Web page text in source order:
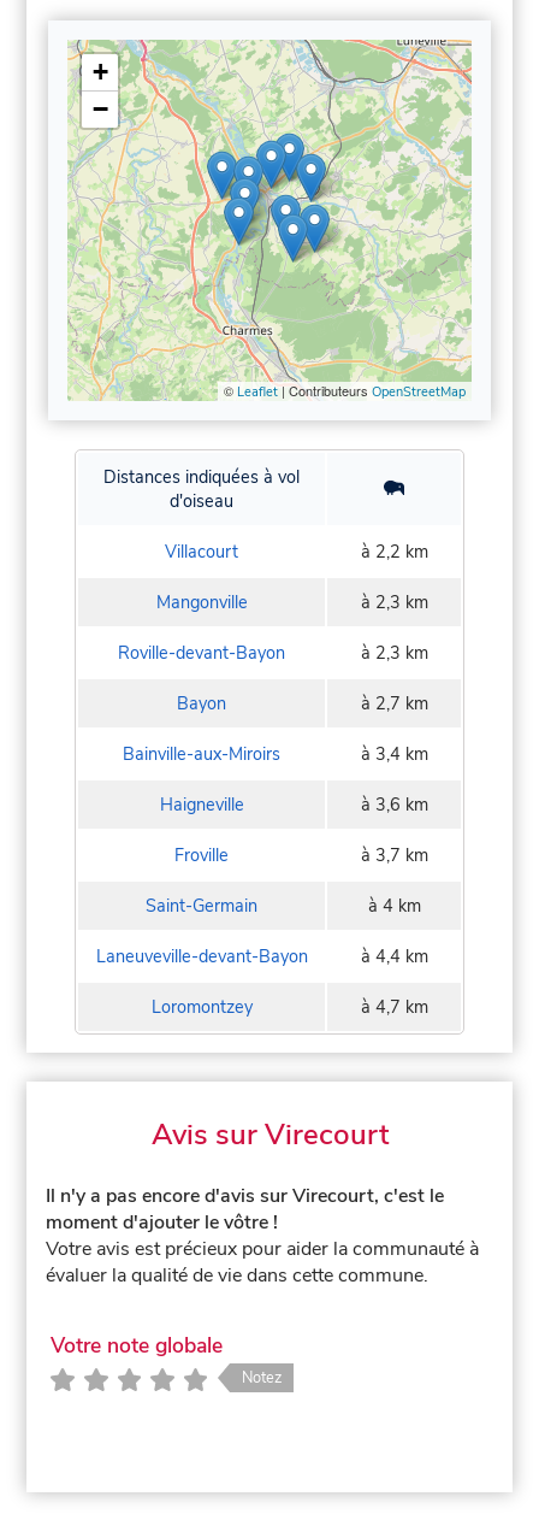
+
−
© Leaflet| Contributeurs OpenStreetMap
Distances indiquées à vol
d'oiseau
Villacourt à 2,2 km
Mangonville à 2,3 km
Roville-devant-Bayon à 2,3 km
Bayon à 2,7 km
Bainville-aux-Miroirs à 3,4 km
Haigneville à 3,6 km
Froville à 3,7 km
Saint-Germain à 4 km
Laneuveville-devant-Bayon à 4,4 km
Loromontzey à 4,7 km
Avis sur Virecourt
Il n'y a pas encore d'avis sur Virecourt, c'est le
moment d'ajouter le vôtre !
Votre avis est précieux pour aider la communauté à
évaluer la qualité de vie dans cette commune.
Votre note globale
Notez